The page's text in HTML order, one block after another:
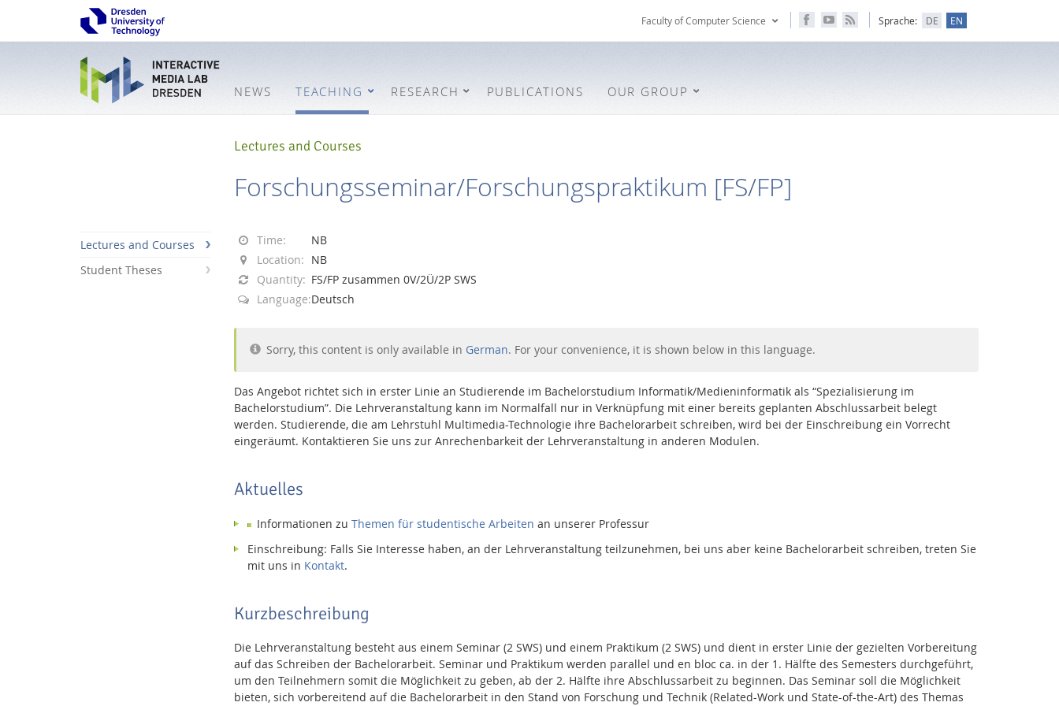
Faculty of Computer Science Sprache: DE EN
NEWS TEACHING RESEARCH PUBLICATIONS OUR GROUP
Lectures and Courses
Forschungsseminar/Forschungspraktikum [FS/FP]
Lectures and Courses
Student Theses
Time:
NB
Location: NB
Quantity: FS/FP zusammen 0V/2Ü/2P SWS
Language:Deutsch
Sorry, this content is only available in German. For your convenience, it is shown below in this language.
Das Angebot richtet sich in erster Linie an Studierende im Bachelorstudium Informatik/Medieninformatik als “Spezialisierung im
Bachelorstudium”. Die Lehrveranstaltung kann im Normalfall nur in Verknüpfung mit einer bereits geplanten Abschlussarbeit belegt
werden. Studierende, die am Lehrstuhl Multimedia-Technologie ihre Bachelorarbeit schreiben, wird bei der Einschreibung ein Vorrecht
eingeräumt. Kontaktieren Sie uns zur Anrechenbarkeit der Lehrveranstaltung in anderen Modulen.
Aktuelles
Informationen zuThemen für studentische Arbeiten an unserer Professur
Einschreibung: Falls Sie Interesse haben, an der Lehrveranstaltung teilzunehmen, bei uns aber keine Bachelorarbeit schreiben, treten Sie
mit uns in Kontakt.
Kurzbeschreibung
Die Lehrveranstaltung besteht aus einem Seminar (2 SWS) und einem Praktikum (2 SWS) und dient in erster Linie der gezielten Vorbereitung
auf das Schreiben der Bachelorarbeit. Seminar und Praktikum werden parallel und en bloc ca. in der 1. Hälfte des Semesters durchgeführt,
um den Teilnehmern somit die Möglichkeit zu geben, ab der 2. Hälfte ihre Abschlussarbeit zu beginnen. Das Seminar soll die Möglichkeit
bieten, sich vorbereitend auf die Bachelorarbeit in den Stand von Forschung und Technik (Related-Work und State-of-the-Art) des Themas